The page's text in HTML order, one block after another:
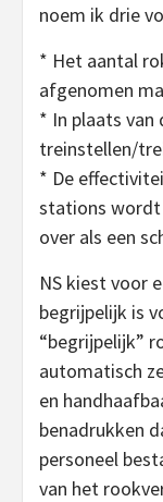
noem ik drie
* Het aantal
afgenomen
* In plaats van
treinstellen/
* De
stations wordt
over als een
NS kiest voor
begrijpelijk is
“begrijpelijk”
automatisch
en
benadrukken
personeel
van het